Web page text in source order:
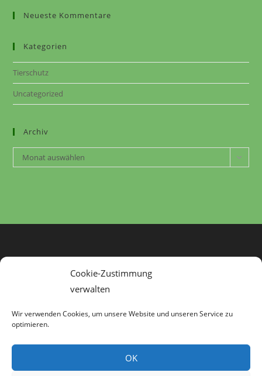
Cookie-Zustimmung
verwalten
Wir verwenden Cookies, um unsere Website und unseren Service zu
optimieren.
OK
Neueste Kommentare
Kategorien
Tierschutz
Uncategorized
Archiv
Monat auswählen
Bahnprojekt MA-KA